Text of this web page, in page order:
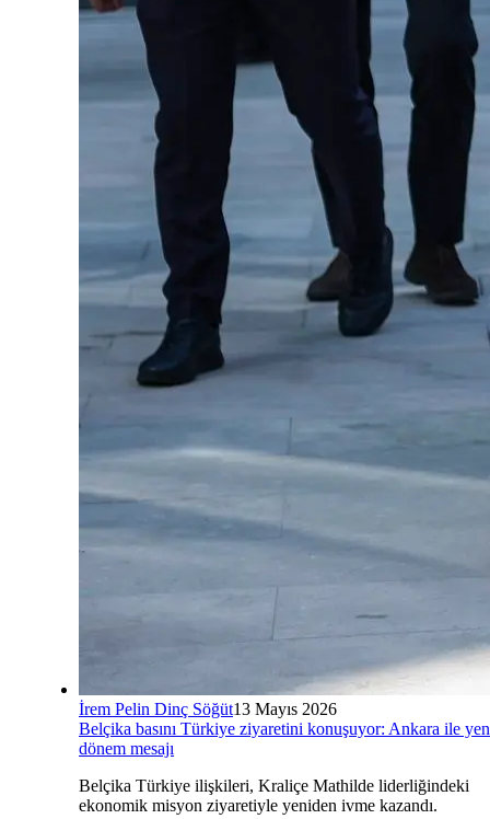
İrem Pelin Dinç Söğüt13 Mayıs 2026
Belçika basını Türkiye ziyaretini konuşuyor: Ankara ile
dönem mesajı
Belçika Türkiye ilişkileri, Kraliçe Mathilde liderliğindeki
ekonomik misyon ziyaretiyle yeniden ivme kazandı.